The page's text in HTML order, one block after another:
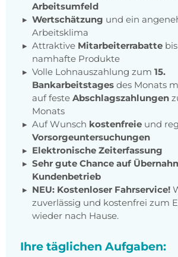
Arbeitsumfeld
Wertschätzung und ein
Arbeitsklima
Attraktive Mitarbeiterrabatte
namhafte Produkte
Volle Lohnauszahlung zum 15.
Bankarbeitstages des Monats
auf feste Abschlagszahlungen
Monats
Auf Wunsch kostenfreie und
Vorsorgeuntersuchungen
Elektronische Zeiterfassung
Sehr gute Chance auf
Kundenbetrieb
NEU: Kostenloser Fahrservice!
zuverlässig und kostenfrei zum
wieder nach Hause.
Ihre täglichen Aufgaben: